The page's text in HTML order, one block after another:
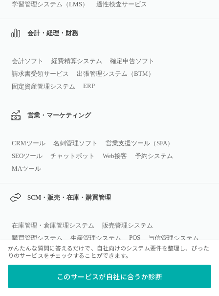
学習管理システム（LMS）
適性検査サービス
会計・経理・財務
会計ソフト 経費精算システム
確定申告ソフト
請求書受領サービス
出張管理システム（BTM）
固定資産管理システム
ERP
営業・マーケティング
CRMツール 名刺管理ソフト
営業支援ツール（SFA）
SEOツール
チャットボット Web接客
予約システム
MAツール
SCM・販売・在庫・購買管理
在庫管理・倉庫管理システム
販売管理システム
購買管理システム
生産管理システム POS 与信管理システム
コミュニケーション・コラボレーシ
かんたんな質問に答えるだけで、自社向けのシステム要件を整理し、ぴった
りのサービスをチェックすることができます。
このサービスが自社に合うか診断